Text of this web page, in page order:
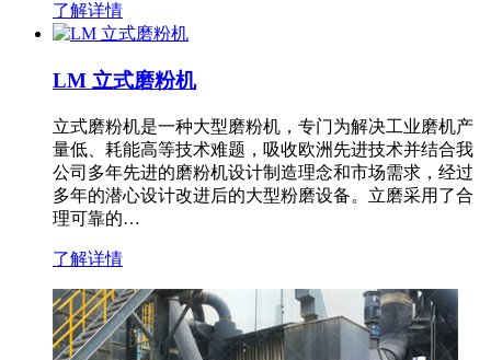
了解详情
LM 立式磨粉机
立式磨粉机是一种大型磨粉机，专门为解决工业磨机产
量低、耗能高等技术难题，吸收欧洲先进技术并结合我
公司多年先进的磨粉机设计制造理念和市场需求，经过
多年的潜心设计改进后的大型粉磨设备。立磨采用了合
理可靠的…
了解详情